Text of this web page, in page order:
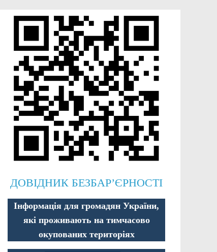
ДОВІДНИК БЕЗБАР’ЄРНОСТІ
Інформація для громадян України,
які проживають на тимчасово
окупованих територіях